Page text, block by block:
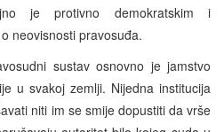
je protivno demokratskim i
neovisnosti pravosuđa.
sustav osnovno je jamstvo
u svakoj zemlji. Nijedna institucija
niti im se smije dopustiti da vrše